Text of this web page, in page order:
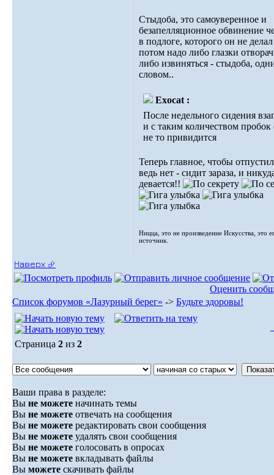
Стыдоба, это самоуверенное и
безапелляционное обвинение
в подлоге, которого он не
потом надо либо глазки
либо извиняться - стыдоба,
словом..
Exocat :
После недельного сидения
и с таким количеством пробок
не то привидится
Теперь главное, чтобы
ведь нет - сидит зараза, и
девается!!
Ницца, это не произведение Искусства, это
источник.
Наверх ⮵
Оценить
Список форумов «Лазурный берег» -> Будьте здоровы!
Страница 2 из 2
Ваши права в разделе:
Вы не можете начинать темы
Вы не можете отвечать на сообщения
Вы не можете редактировать свои сообщения
Вы не можете удалять свои сообщения
Вы не можете голосовать в опросах
Вы не можете вкладывать файлы
Вы можете скачивать файлы